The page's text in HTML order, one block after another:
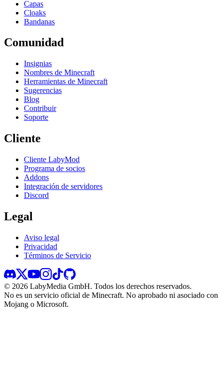
Capas
Cloaks
Bandanas
Comunidad
Insignias
Nombres de Minecraft
Herramientas de Minecraft
Sugerencias
Blog
Contribuir
Soporte
Cliente
Cliente LabyMod
Programa de socios
Addons
Integración de servidores
Discord
Legal
Aviso legal
Privacidad
Términos de Servicio
© 2026 LabyMedia GmbH. Todos los derechos reservados.
No es un servicio oficial de Minecraft. No aprobado ni asociado con
Mojang o Microsoft.